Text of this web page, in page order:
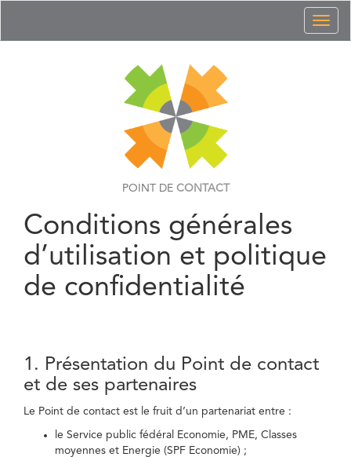
POINT DE CONTACT
Conditions générales
d’utilisation et politique
de confidentialité
1. Présentation du Point de contact
et de ses partenaires
Le Point de contact est le fruit d’un partenariat entre :
le Service public fédéral Economie, PME, Classes
moyennes et Energie (SPF Economie) ;